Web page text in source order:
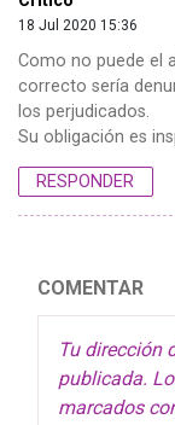
18 Jul 2020 15:36
Como no puede el
correcto sería
los perjudicados.
Su obligación es
RESPONDER
COMENTAR
Tu dirección
publicada.
marcados